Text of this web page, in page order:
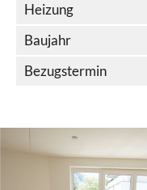
Heizung
Baujahr
Bezugstermin